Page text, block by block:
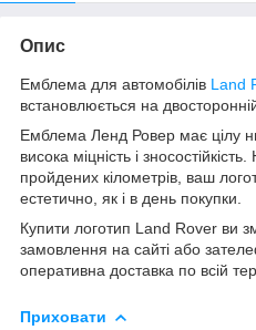
Опис
Емблема для автомобілів Land
встановлюється на
Емблема Ленд Ровер має цілу
висока міцність і
пройдених кілометрів, ваш
естетично, як і в день покупки.
Купити логотип Land Rover ви
замовлення на сайті або
оперативна доставка по всій
Приховати